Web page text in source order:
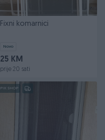
Fixni komarnici
Novo
25 KM
prije 20 sati
PIK SHOP